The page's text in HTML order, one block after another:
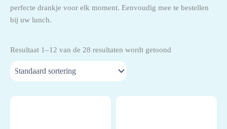
Hapjes
Salades
perfecte drankje voor elk moment. Eenvoudig mee te bestellen
bij uw lunch.
Resultaat 1–12 van de 28 resultaten wordt getoond